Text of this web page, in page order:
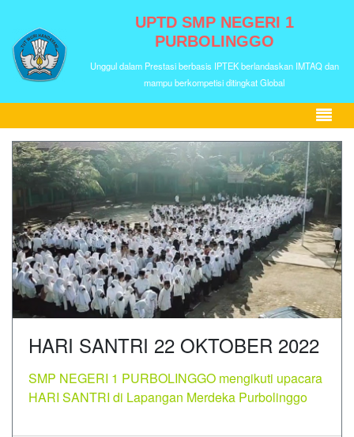
UPTD SMP NEGERI 1
PURBOLINGGO
Unggul dalam Prestasi berbasis IPTEK berlandaskan IMTAQ dan
mampu berkompetisi ditingkat Global
HARI SANTRI 22 OKTOBER 2022
SMP NEGERI 1 PURBOLINGGO mengikuti upacara
HARI SANTRI di Lapangan Merdeka Purbolinggo